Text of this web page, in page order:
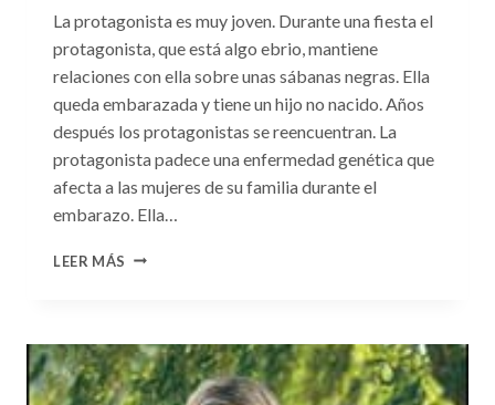
La protagonista es muy joven. Durante una fiesta el
protagonista, que está algo ebrio, mantiene
relaciones con ella sobre unas sábanas negras. Ella
queda embarazada y tiene un hijo no nacido. Años
después los protagonistas se reencuentran. La
protagonista padece una enfermedad genética que
afecta a las mujeres de su familia durante el
embarazo. Ella…
LEER MÁS CONSULTA